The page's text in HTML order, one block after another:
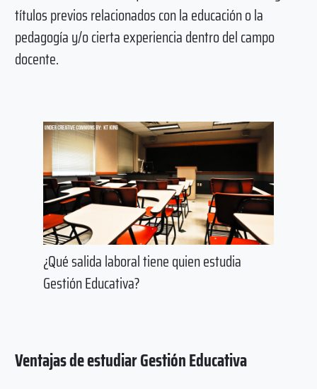
títulos previos relacionados con la educación o la
pedagogía y/o cierta experiencia dentro del campo
docente.
¿Qué salida laboral tiene quien estudia
Gestión Educativa?
Ventajas de estudiar Gestión Educativa